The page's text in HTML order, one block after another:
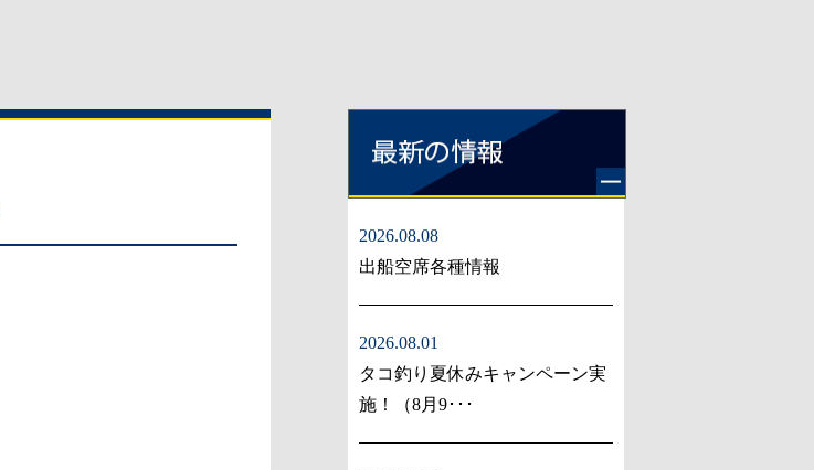
2026.08.08
出船空席各種情報
2026.08.01
タコ釣り夏休みキャンペーン実
施！（8月9･･･